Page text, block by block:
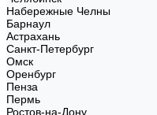
Набережные Челны
Барнаул
Астрахань
Санкт-Петербург
Омск
Оренбург
Пенза
Пермь
Ростов-на-Дону